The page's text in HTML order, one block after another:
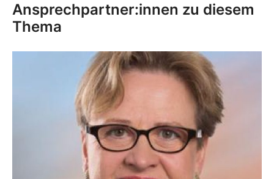
Ansprechpartner:innen zu diesem
Thema